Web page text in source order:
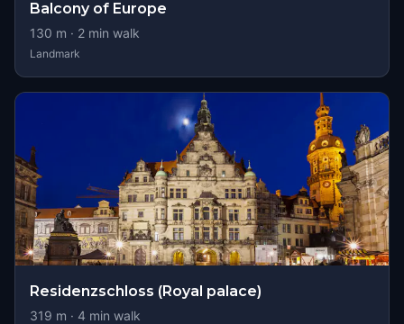
Balcony of Europe
130 m · 2 min walk
Landmark
Residenzschloss (Royal palace)
319 m · 4 min walk